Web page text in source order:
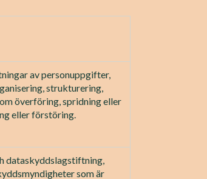
av personuppgifter,
strukturering,
överföring, spridning eller
eller förstöring.
dataskyddslagstiftning,
som är